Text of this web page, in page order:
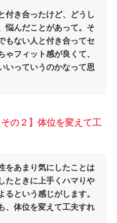
付き合ったけど、どうし
悩んだことがあって。そ
もない人と付き合ってセ
ゃフィット感が良くて、
いっていうのかなって思
の２】体位を変えて工
をあまり気にしたことは
たときに上手くハマりや
という感じがします。
、体位を変えて工夫すれ